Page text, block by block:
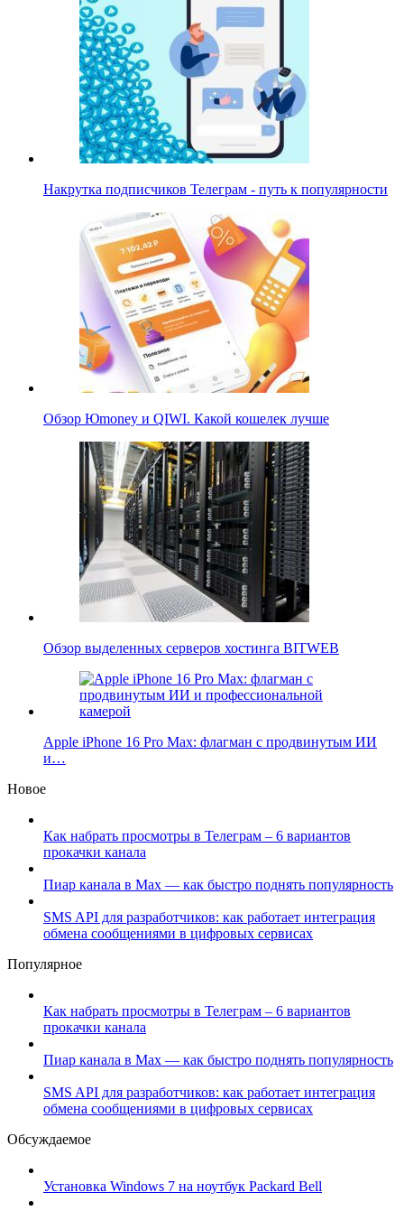
Накрутка подписчиков Телеграм - путь к популярности
Обзор Юmoney и QIWI. Какой кошелек лучше
Обзор выделенных серверов хостинга BITWEB
Apple iPhone 16 Pro Max: флагман с продвинутым ИИ
и…
Новое
Как набрать просмотры в Телеграм – 6 вариантов
прокачки канала
Пиар канала в Max — как быстро поднять популярность
SMS API для разработчиков: как работает интеграция
обмена сообщениями в цифровых сервисах
Популярное
Как набрать просмотры в Телеграм – 6 вариантов
прокачки канала
Пиар канала в Max — как быстро поднять популярность
SMS API для разработчиков: как работает интеграция
обмена сообщениями в цифровых сервисах
Обсуждаемое
Установка Windows 7 на ноутбук Packard Bell